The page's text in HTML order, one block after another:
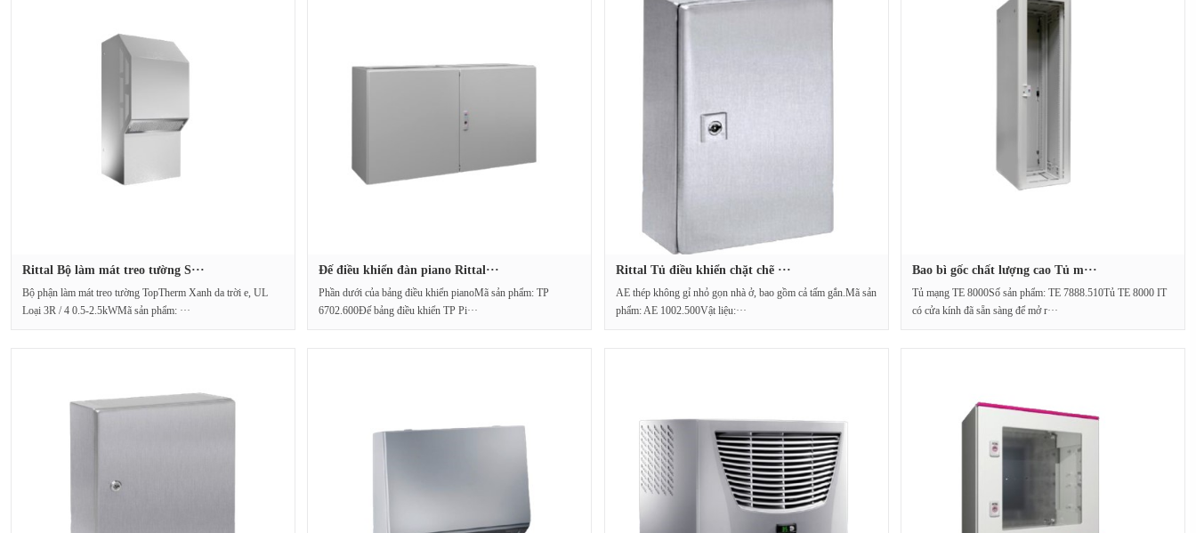
Rittal Bộ làm mát treo tường S···
Bộ phận làm mát treo tường TopTherm Xanh da trời e, UL
Loại 3R / 4 0.5-2.5kWMã sản phẩm: ···
Đế điều khiển đàn piano Rittal···
Phần dưới của bảng điều khiển pianoMã sản phẩm: TP
6702.600Đế bảng điều khiển TP Pi···
Rittal Tủ điều khiển chặt chẽ ···
AE thép không gỉ nhỏ gọn nhà ở, bao gồm cả tấm gắn.Mã sản
phẩm: AE 1002.500Vật liệu:···
Bao bì gốc chất lượng cao Tủ m···
Tủ mạng TE 8000Số sản phẩm: TE 7888.510Tủ TE 8000 IT
có cửa kính đã sẵn sàng để mở r···